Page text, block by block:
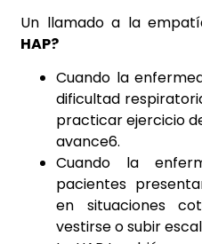
Un llamado a la
HAP?
Cuando la
dificultad
practicar ejercicio
avance6.
Cuando la
pacientes
en situaciones
vestirse o subir